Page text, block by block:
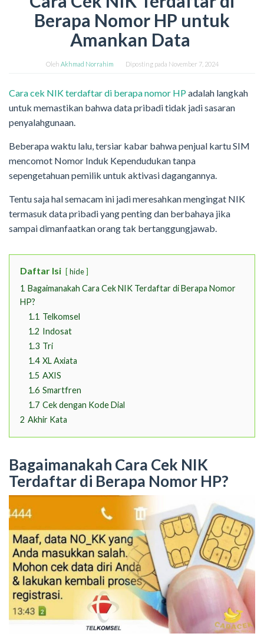
Berapa Nomor HP untuk
Amankan Data
Oleh Akhmad Norrahim Diposting pada November 7, 2024
Cara cek NIK terdaftar di berapa nomor HPadalah langkah
untuk memastikan bahwa data pribadi tidak jadi sasaran
penyalahgunaan.
Beberapa waktu lalu, tersiar kabar bahwa penjual kartu SIM
mencomot Nomor Induk Kependudukan tanpa
sepengetahuan pemilik untuk aktivasi dagangannya.
Tentu saja hal semacam ini jadi meresahkan mengingat NIK
termasuk data pribadi yang penting dan berbahaya jika
sampai dimanfaatkan orang tak bertanggungjawab.
Daftar Isi hide
1 Bagaimanakah Cara Cek NIK Terdaftar di Berapa Nomor
HP?
1.1 Telkomsel
1.2 Indosat
1.3 Tri
1.4 XL Axiata
1.5 AXIS
1.6 Smartfren
1.7 Cek dengan Kode Dial
2 Akhir Kata
Bagaimanakah Cara Cek NIK
Terdaftar di Berapa Nomor HP?